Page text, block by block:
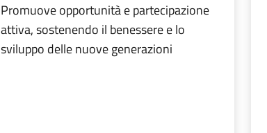
Promuove opportunità e partecipazione
attiva, sostenendo il benessere e lo
sviluppo delle nuove generazioni